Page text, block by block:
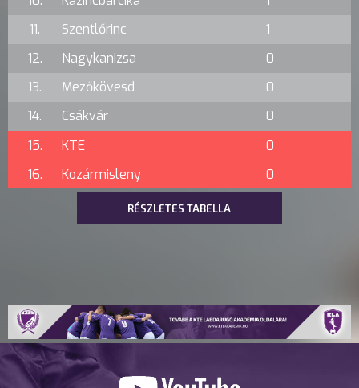
11.
Szentlőrinc
1
12.
Nagykanizsa
0
13.
Mezőkövesd
0
14.
Csákvár
0
15.
KTE
0
16.
Kozármisleny 0
RÉSZLETES TABELLA